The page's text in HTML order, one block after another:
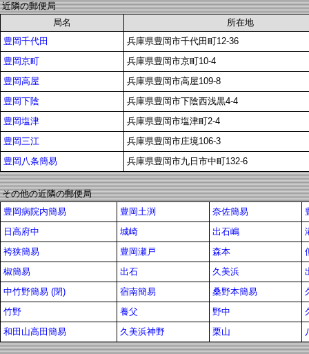
近隣の郵便局
局名
所在地
豊岡千代田
兵庫県豊岡市千代田町12-36
豊岡京町
兵庫県豊岡市京町10-4
豊岡高屋
兵庫県豊岡市高屋109-8
豊岡下陰
兵庫県豊岡市下陰西浅黒4-4
豊岡塩津
兵庫県豊岡市塩津町2-4
豊岡三江
兵庫県豊岡市庄境106-3
豊岡八条簡易
兵庫県豊岡市九日市中町132-6
その他の近隣の郵便局
豊岡病院内簡易
豊岡土渕 奈佐簡易
日高府中
城崎 出石嶋
袴狭簡易
豊岡瀬戸 森本
椒簡易
出石 久美浜
中竹野簡易 (閉)
宿南簡易 桑野本簡易
竹野
養父 野中
和田山高田簡易
久美浜神野 栗山